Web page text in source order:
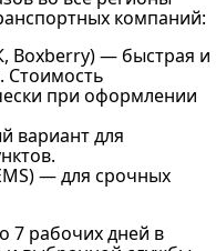
компаний:
Boxberry) — быстрая и
Стоимость
при оформлении
вариант для
— для срочных
7 рабочих дней в